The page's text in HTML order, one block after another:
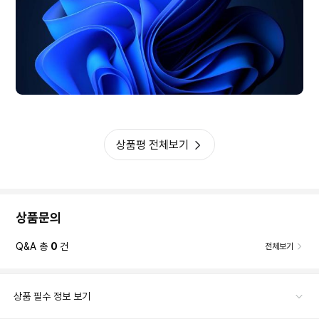
상품평 전체보기
상품문의
Q&A 총 0 건 전체보기
상품 필수 정보 보기